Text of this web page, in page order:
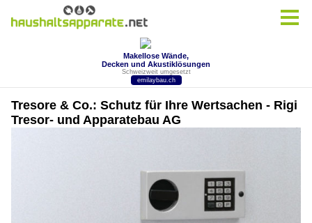
Tresore & Co.: Schutz für Ihre Wertsachen - Rigi
Tresor- und Apparatebau AG